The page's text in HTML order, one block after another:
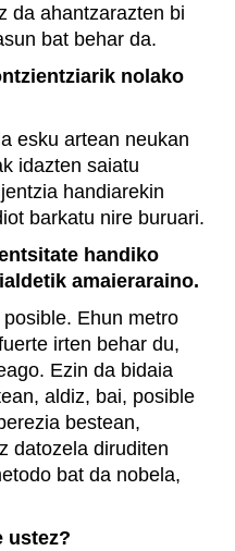
da ahantzarazten bi
bat behar da.
nolako
esku artean neukan
idazten saiatu
handiarekin
barkatu nire buruari.
handiko
amaieraraino.
Ehun metro
irten behar du,
Ezin da bidaia
aldiz, bai, posible
bestean,
datozela diruditen
bat da nobela,
ustez?